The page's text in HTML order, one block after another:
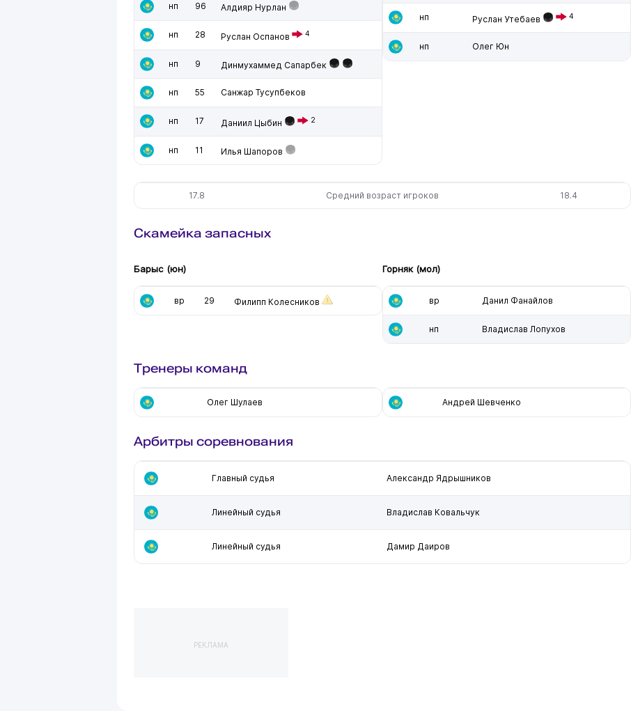
нп 96 Алдияр Нурлан
нп 28 Руслан Оспанов 4
нп 9 Динмухаммед Сапарбек
нп 55 Санжар Тусупбеков
нп 17 Даниил Цыбин 2
нп 11 Илья Шапоров
нп Руслан Утебаев 4
нп Олег Юн
17.8 Средний возраст игроков 18.4
Скамейка запасных
Барыс (юн)
вр 29 Филипп Колесников
Горняк (мол)
вр Данил Фанайлов
нп Владислав Лопухов
Тренеры команд
Олег Шулаев Андрей Шевченко
Арбитры соревнования
Главный судья Александр Ядрышников
Линейный судья Владислав Ковальчук
Линейный судья Дамир Даиров
РЕКЛАМА